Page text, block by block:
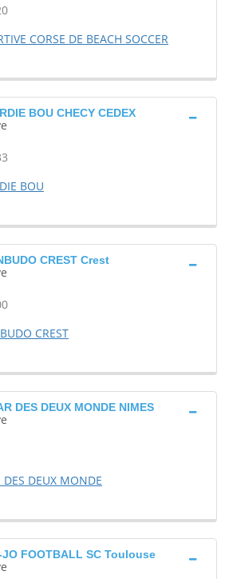
CORSE DE BEACH SOCCER
BOU CHECY CEDEX
BOU
CREST Crest
CREST
DES DEUX MONDE NIMES
DES DEUX MONDE
JO FOOTBALL SC Toulouse